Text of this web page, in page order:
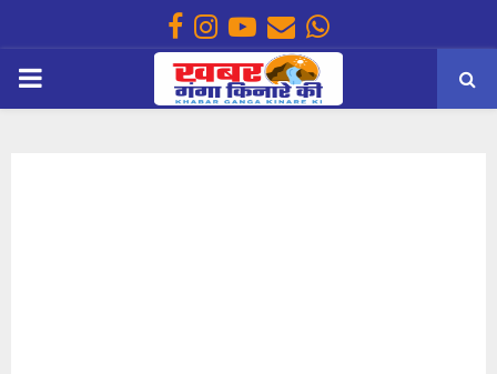
Facebook
Instagram
Youtube
EmailWhatsapp
PRIMARY